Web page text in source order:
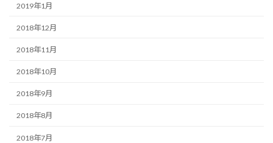
2019年1月
2018年12月
2018年11月
2018年10月
2018年9月
2018年8月
2018年7月